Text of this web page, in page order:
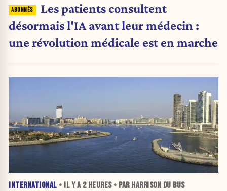
Les patients consultent
désormais l'IA avant leur médecin :
une révolution médicale est en marche
INTERNATIONAL • IL Y A 2 HEURES• PAR HARRISON DU BUS